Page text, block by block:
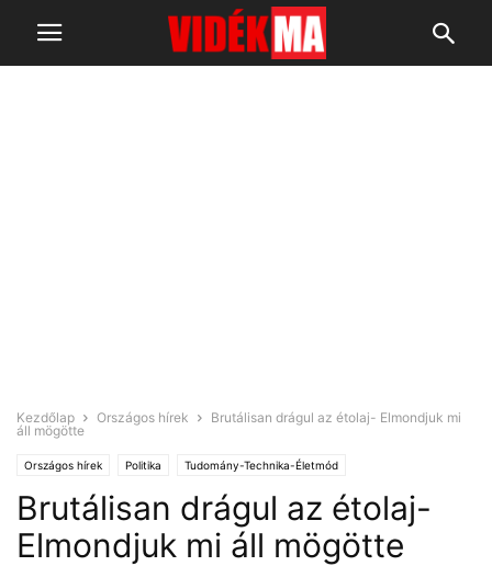
Kezdőlap Országos hírek
Brutálisan drágul az étolaj- Elmondjuk mi
áll mögötte
Országos hírek Politika Tudomány-Technika-Életmód
Brutálisan drágul az étolaj-
Elmondjuk mi áll mögötte